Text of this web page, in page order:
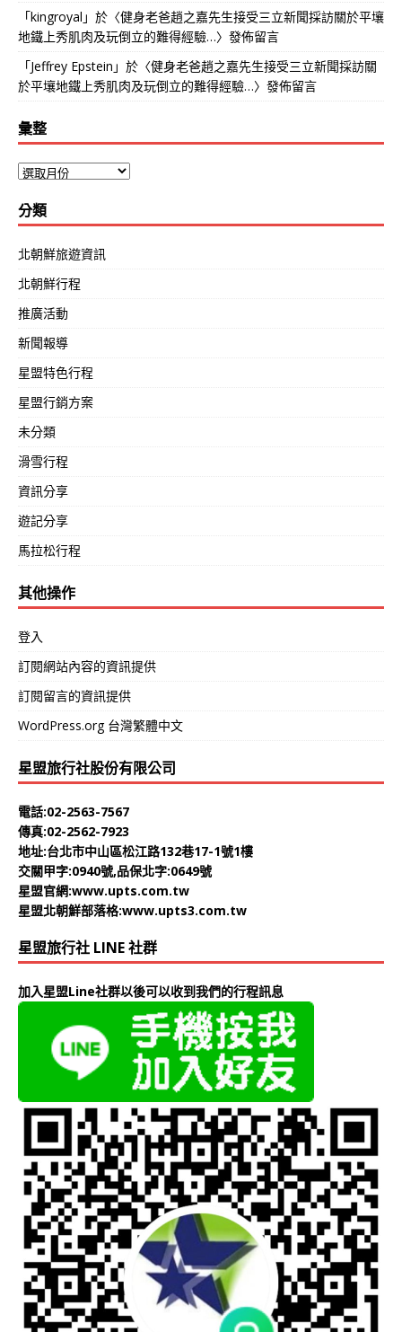
「kingroyal 」於〈健身老爸趙之嘉先生接受三立新聞採訪關於平壤
地鐵上秀肌肉及玩倒立的難得經驗…〉發佈留言
「Jeffrey Epstein 」於〈健身老爸趙之嘉先生接受三立新聞採訪關
於平壤地鐵上秀肌肉及玩倒立的難得經驗…〉發佈留言
彙整
分類
北朝鮮旅遊資訊
北朝鮮行程
推廣活動
新聞報導
星盟特色行程
星盟行銷方案
未分類
滑雪行程
資訊分享
遊記分享
馬拉松行程
其他操作
登入
訂閱網站內容的資訊提供
訂閱留言的資訊提供
WordPress.org 台灣繁體中文
星盟旅行社股份有限公司
電話:02-2563-7567
傳真:02-2562-7923
地址:台北市中山區松江路132巷17-1號1樓
交關甲字:0940號,品保北字:0649號
星盟官網:www.upts.com.tw
星盟北朝鮮部落格:www.upts3.com.tw
星盟旅行社 LINE 社群
加入星盟Line社群以後可以收到我們的行程訊息